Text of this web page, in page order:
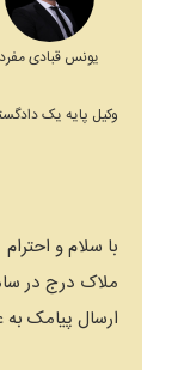
یونس قبادی مفرد
وکیل پایه یک
با سلام و احترام
ملاک درج در
ارسال پیامک به